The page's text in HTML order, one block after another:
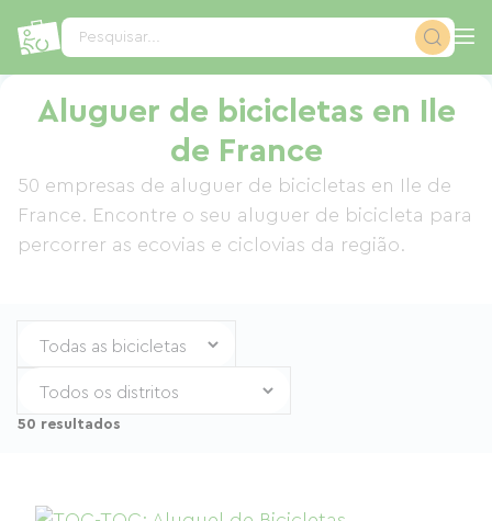
Pesquisar...
Aluguer de bicicletas en Ile
de France
50 empresas de aluguer de bicicletas en Ile de
France. Encontre o seu aluguer de bicicleta para
percorrer as ecovias e ciclovias da região.
50 resultados
Painel de Gerenciamento de Cookies